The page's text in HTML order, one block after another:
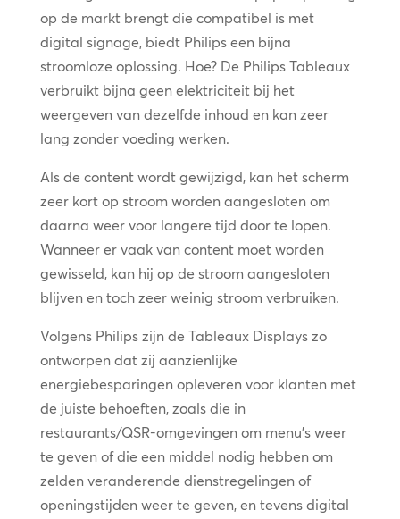
op de markt brengt die compatibel is met
digital signage, biedt Philips een bijna
stroomloze oplossing. Hoe? De Philips Tableaux
verbruikt bijna geen elektriciteit bij het
weergeven van dezelfde inhoud en kan zeer
lang zonder voeding werken.
Als de content wordt gewijzigd, kan het scherm
zeer kort op stroom worden aangesloten om
daarna weer voor langere tijd door te lopen.
Wanneer er vaak van content moet worden
gewisseld, kan hij op de stroom aangesloten
blijven en toch zeer weinig stroom verbruiken.
Volgens Philips zijn de Tableaux Displays zo
ontworpen dat zij aanzienlijke
energiebesparingen opleveren voor klanten met
de juiste behoeften, zoals die in
restaurants/QSR-omgevingen om menu’s weer
te geven of die een middel nodig hebben om
zelden veranderende dienstregelingen of
openingstijden weer te geven, en tevens digital